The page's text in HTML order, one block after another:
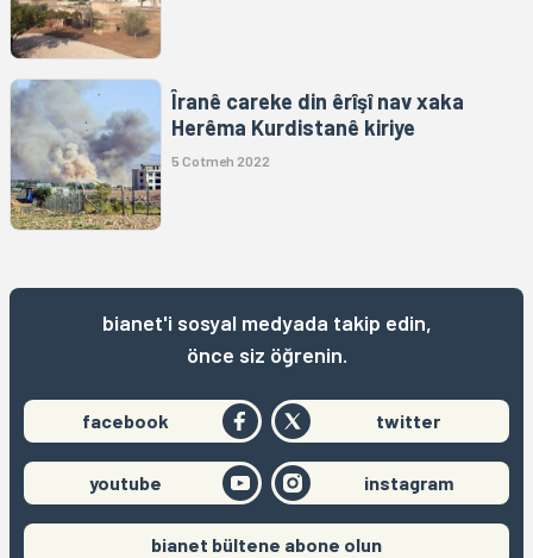
Îranê careke din êrîşî nav xaka
Herêma Kurdistanê kiriye
5 Cotmeh 2022
bianet'i sosyal medyada takip edin,
önce siz öğrenin.
facebook twitter
youtube instagram
bianet bültene abone olun